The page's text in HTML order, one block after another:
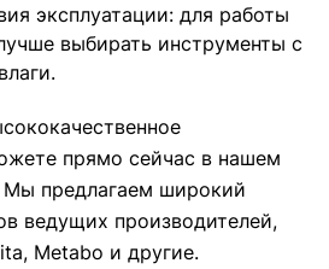
эксплуатации: для работы
выбирать инструменты с
прямо сейчас в нашем
Мы предлагаем широкий
ведущих производителей,
Metabo и другие.